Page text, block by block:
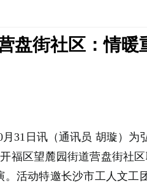
盘街社区：情暖
月31日讯（通讯员 胡璇）
福区望麓园街道营盘街社
。活动特邀长沙市工人文工